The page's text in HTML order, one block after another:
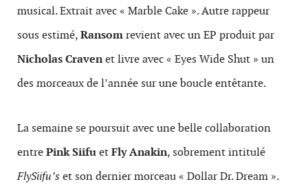
musical. Extrait avec « Marble Cake ». Autre rappeur
sous estimé,Ransomrevient avec un EP produit par
Nicholas Cravenet livre avec « Eyes Wide Shut » un
des morceaux de l’année sur une boucle entêtante.
La semaine se poursuit avec une belle collaboration
entrePink SiifuetFly Anakin, sobrement intitulé
FlySiifu’s et son dernier morceau « Dollar Dr. Dream ».